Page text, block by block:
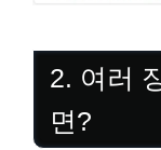
2. 여러
면?